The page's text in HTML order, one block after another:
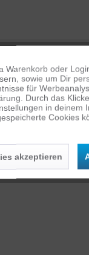
Warenkorb oder
sowie um Dir
für
Durch das
in deinem
Cookies
akzeptieren